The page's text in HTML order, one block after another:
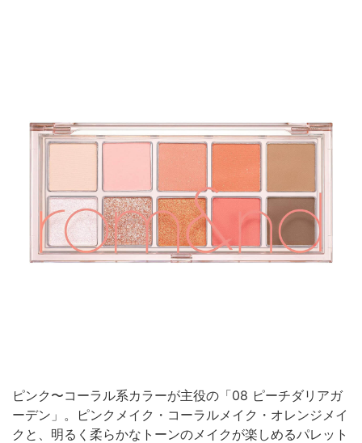
ピンク〜コーラル系カラーが主役の「08 ピーチダリアガ
ーデン」。ピンクメイク・コーラルメイク・オレンジメイ
クと、明るく柔らかなトーンのメイクが楽しめるパレット